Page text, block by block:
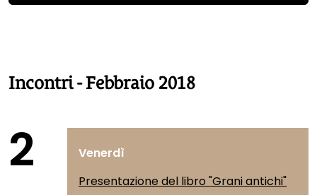
Incontri - Febbraio 2018
2
Venerdì
Presentazione del libro "Grani antichi"